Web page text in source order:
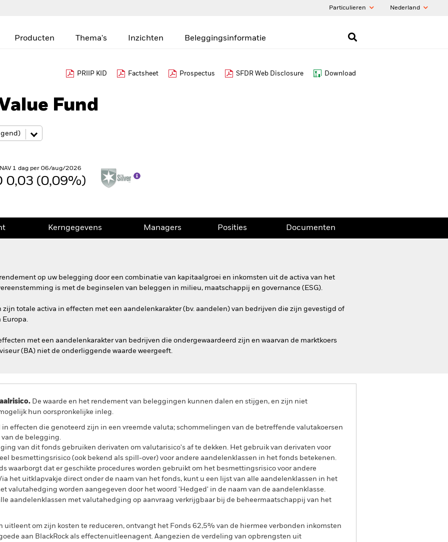
Particulieren Nederland
Producten Thema's Inzichten Beleggingsinformatie
PRIIP KID Factsheet Prospectus SFDR Web Disclosure Download
Fund
1 dag per 06/aug/2026
0,03 (0,09%)
Kerngegevens Managers Posities Documenten
op uw belegging door een combinatie van kapitaalgroei en inkomsten uit de activa van het
is met de beginselen van beleggen in milieu, maatschappij en governance (ESG).
totale activa in effecten met een aandelenkarakter (bv. aandelen) van bedrijven die zijn gevestigd of
Europa.
met een aandelenkarakter van bedrijven die ondergewaardeerd zijn en waarvan de marktkoers
(BA) niet de onderliggende waarde weergeeft.
De waarde en het rendement van beleggingen kunnen dalen en stijgen, en zijn niet
hun oorspronkelijke inleg.
effecten die genoteerd zijn in een vreemde valuta; schommelingen van de betreffende valutakoersen
de belegging.
van dit fonds gebruiken derivaten om valutarisico's af te dekken. Het gebruik van derivaten voor
besmettingsrisico (ook bekend als spill-over) voor andere aandelenklassen in het fonds betekenen.
waarborgt dat er geschikte procedures worden gebruikt om het besmettingsrisico voor andere
het uitklapvakje direct onder de naam van het fonds, kunt u een lijst van alle aandelenklassen in het
valutahedging worden aangegeven door het woord 'Hedged' in de naam van de aandelenklasse.
aandelenklassen met valutahedging op aanvraag verkrijgbaar bij de beheermaatschappij van het
uitleent om zijn kosten te reduceren, ontvangt het Fonds 62,5% van de hiermee verbonden inkomsten
aan BlackRock als effectenuitleenagent. Aangezien de verdeling van opbrengsten uit